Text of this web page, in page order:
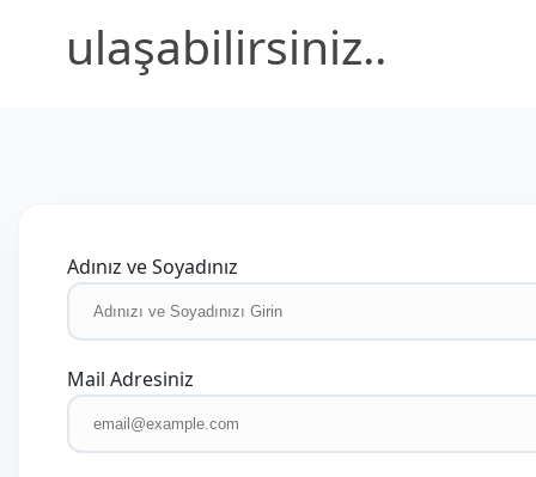
ulaşabilirsiniz..
Adınız ve Soyadınız
Mail Adresiniz